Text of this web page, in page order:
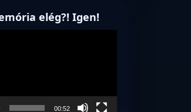
elég?! Igen!
00:52